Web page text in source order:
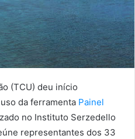
(TCU) deu início
da ferramenta Painel
no Instituto Serzedello
representantes dos 33